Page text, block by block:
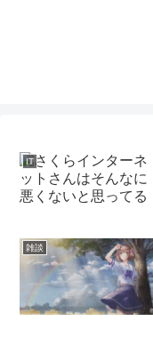
IT
雑談